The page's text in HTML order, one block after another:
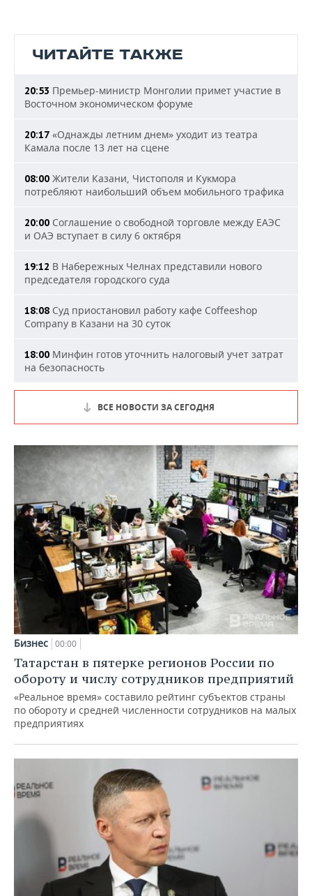
ЧИТАЙТЕ ТАКЖЕ
20:53 Премьер-министр Монголии примет участие в
Восточном экономическом форуме
20:17 «Однажды летним днем» уходит из театра
Камала после 13 лет на сцене
08:00 Жители Казани, Чистополя и Кукмора
потребляют наибольший объем мобильного трафика
20:00 Соглашение о свободной торговле между ЕАЭС
и ОАЭ вступает в силу 6 октября
19:12 В Набережных Челнах представили нового
председателя городского суда
18:08 Суд приостановил работу кафе Coffeeshop
Company в Казани на 30 суток
18:00 Минфин готов уточнить налоговый учет затрат
на безопасность
ВСЕ НОВОСТИ ЗА СЕГОДНЯ
Бизнес 00:00
Татарстан в пятерке регионов России по
обороту и числу сотрудников предприятий
«Реальное время» составило рейтинг субъектов страны
по обороту и средней численности сотрудников на малых
предприятиях